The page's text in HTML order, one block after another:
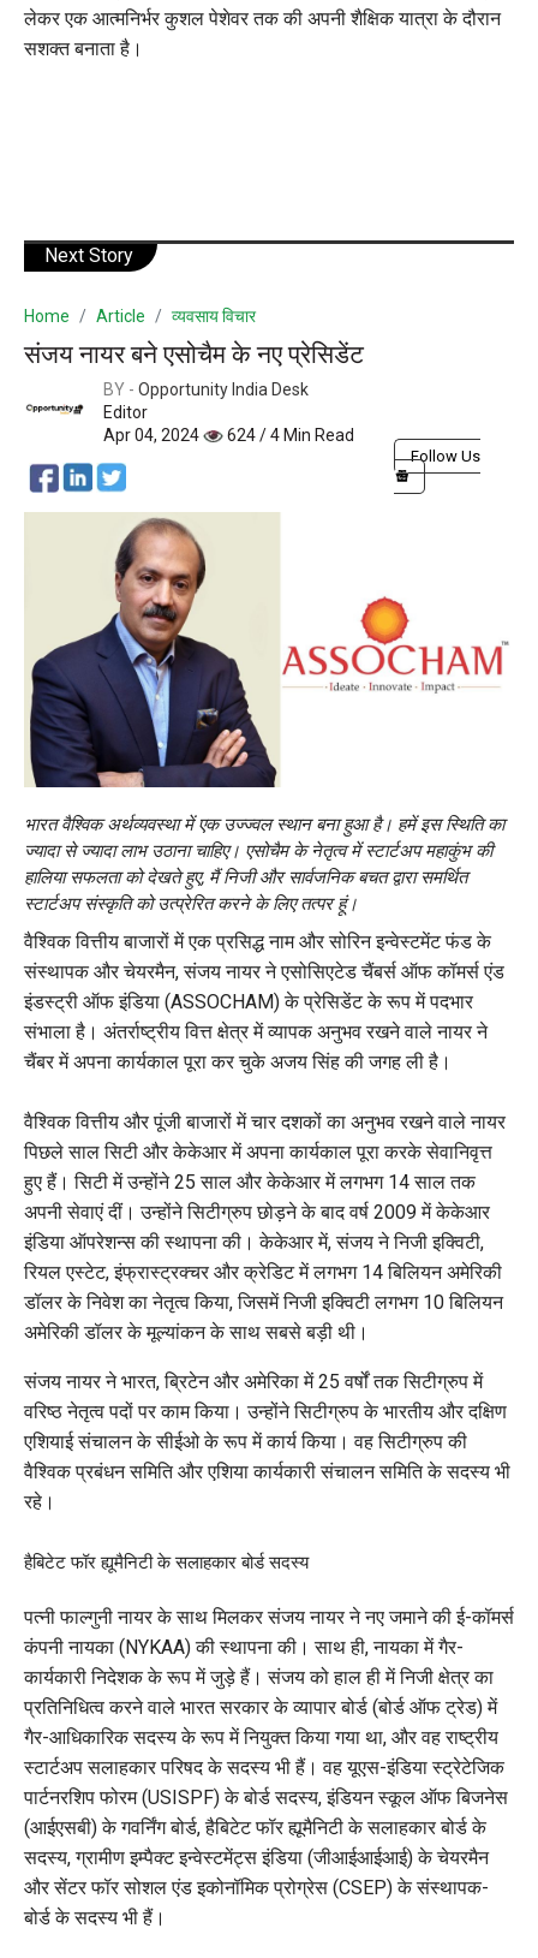
लेकर एक आत्मनिर्भर कुशल पेशेवर तक की अपनी शैक्षिक यात्रा के दौरान
सशक्त बनाता है।
Next Story
Home Article व्यवसाय विचार
संजय नायर बने एसोचैम के नए प्रेसिडेंट
BY - Opportunity India Desk
Editor
Apr 04, 2024
624 / 4 Min Read
Follow Us
भारत वैश्विक अर्थव्यवस्था में एक उज्ज्वल स्थान बना हुआ है। हमें इस स्थिति का
ज्यादा से ज्यादा लाभ उठाना चाहिए। एसोचैम के नेतृत्व में स्टार्टअप महाकुंभ की
हालिया सफलता को देखते हुए, मैं निजी और सार्वजनिक बचत द्वारा समर्थित
स्टार्टअप संस्कृति को उत्प्रेरित करने के लिए तत्पर हूं।
वैश्विक वित्तीय बाजारों में एक प्रसिद्ध नाम और सोरिन इन्वेस्टमेंट फंड के
संस्थापक और चेयरमैन, संजय नायर ने एसोसिएटेड चैंबर्स ऑफ कॉमर्स एंड
इंडस्ट्री ऑफ इंडिया (ASSOCHAM) के प्रेसिडेंट के रूप में पदभार
संभाला है। अंतर्राष्ट्रीय वित्त क्षेत्र में व्यापक अनुभव रखने वाले नायर ने
चैंबर में अपना कार्यकाल पूरा कर चुके अजय सिंह की जगह ली है।
वैश्विक वित्तीय और पूंजी बाजारों में चार दशकों का अनुभव रखने वाले नायर
पिछले साल सिटी और केकेआर में अपना कार्यकाल पूरा करके सेवानिवृत्त
हुए हैं। सिटी में उन्होंने 25 साल और केकेआर में लगभग 14 साल तक
अपनी सेवाएं दीं। उन्होंने सिटीग्रुप छोड़ने के बाद वर्ष 2009 में केकेआर
इंडिया ऑपरेशन्स की स्थापना की। केकेआर में, संजय ने निजी इक्विटी,
रियल एस्टेट, इंफ्रास्ट्रक्चर और क्रेडिट में लगभग 14 बिलियन अमेरिकी
डॉलर के निवेश का नेतृत्व किया, जिसमें निजी इक्विटी लगभग 10 बिलियन
अमेरिकी डॉलर के मूल्यांकन के साथ सबसे बड़ी थी।
संजय नायर ने भारत, ब्रिटेन और अमेरिका में 25 वर्षों तक सिटीग्रुप में
वरिष्ठ नेतृत्व पदों पर काम किया। उन्होंने सिटीग्रुप के भारतीय और दक्षिण
एशियाई संचालन के सीईओ के रूप में कार्य किया। वह सिटीग्रुप की
वैश्विक प्रबंधन समिति और एशिया कार्यकारी संचालन समिति के सदस्य भी
रहे।
हैबिटेट फॉर ह्यूमैनिटी के सलाहकार बोर्ड सदस्य
पत्नी फाल्गुनी नायर के साथ मिलकर संजय नायर ने नए जमाने की ई-कॉमर्स
कंपनी नायका (NYKAA) की स्थापना की। साथ ही, नायका में गैर-
कार्यकारी निदेशक के रूप में जुड़े हैं। संजय को हाल ही में निजी क्षेत्र का
प्रतिनिधित्व करने वाले भारत सरकार के व्यापार बोर्ड (बोर्ड ऑफ ट्रेड) में
गैर-आधिकारिक सदस्य के रूप में नियुक्त किया गया था, और वह राष्ट्रीय
स्टार्टअप सलाहकार परिषद के सदस्य भी हैं। वह यूएस-इंडिया स्ट्रेटेजिक
पार्टनरशिप फोरम (USISPF) के बोर्ड सदस्य, इंडियन स्कूल ऑफ बिजनेस
(आईएसबी) के गवर्निंग बोर्ड, हैबिटेट फॉर ह्यूमैनिटी के सलाहकार बोर्ड के
सदस्य, ग्रामीण इम्पैक्ट इन्वेस्टमेंट्स इंडिया (जीआईआईआई) के चेयरमैन
और सेंटर फॉर सोशल एंड इकोनॉमिक प्रोग्रेस (CSEP) के संस्थापक-
बोर्ड के सदस्य भी हैं।